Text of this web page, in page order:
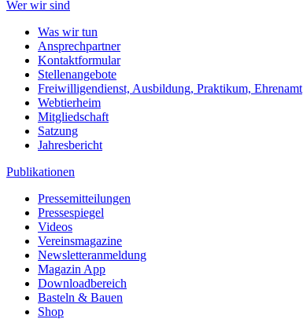
Wer wir sind
Was wir tun
Ansprechpartner
Kontaktformular
Stellenangebote
Freiwilligendienst, Ausbildung, Praktikum, Ehrenamt
Webtierheim
Mitgliedschaft
Satzung
Jahresbericht
Publikationen
Pressemitteilungen
Pressespiegel
Videos
Vereinsmagazine
Newsletteranmeldung
Magazin App
Downloadbereich
Basteln & Bauen
Shop